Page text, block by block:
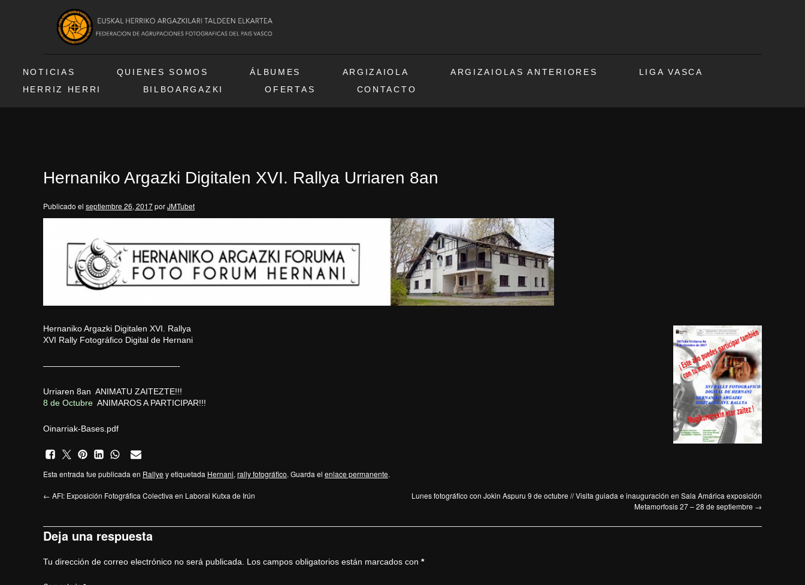
NOTICIAS QUIENES SOMOS ÁLBUMES ARGIZAIOLA ARGIZAIOLAS ANTERIORES
LIGA VASCA
HERRIZ HERRI
BILBOARGAZKI OFERTAS CONTACTO
Hernaniko Argazki Digitalen XVI. Rallya Urriaren 8an
Publicado el septiembre 26, 2017porJMTubet
Hernaniko Argazki Digitalen XVI. Rallya
XVI Rally Fotográfico Digital de Hernani
————————————————-
Urriaren 8an ANIMATU ZAITEZTE!!!
8 de Octubre ANIMAROS A PARTICIPAR!!!
Oinarriak-Bases.pdf
Esta entrada fue publicada en Rallye y etiquetada Hernani, rally fotográfico. Guarda el enlace permanente.
← AFI: Exposición Fotográfica Colectiva en Laboral Kutxa de Irún
Lunes fotográfico con Jokin Aspuru 9 de octubre // Visita guiada e inauguración en Sala Amárica exposición
Metamorfosis 27 – 28 de septiembre →
Deja una respuesta
Tu dirección de correo electrónico no será publicada. Los campos obligatorios están marcados con *